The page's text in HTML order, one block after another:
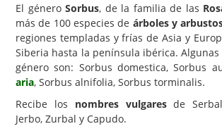
Enfermedades
Animales
Hongos
Carencias
Fotos
El género Sorbus, de la familia de las
más de 100 especies de árboles y
regiones templadas y frías de Asia y
Siberia hasta la península ibérica. Algunas
género son: Sorbus domestica, Sorbus
aria, Sorbus alnifolia, Sorbus torminalis.
Recibe los nombres vulgaresde Serbal
Jerbo, Zurbal y Capudo.